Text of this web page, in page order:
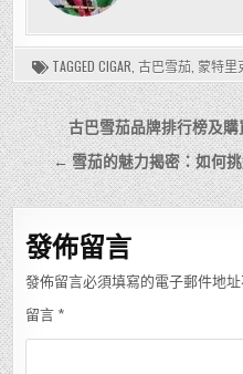
TAGGED CIGAR 古巴雪茄 蒙特里
文
章
導
覽
古巴雪茄品牌排行榜及
← 雪茄的魅力揭密：如何
發佈留言
發佈留言必須填寫的電子郵件地址
留言 *